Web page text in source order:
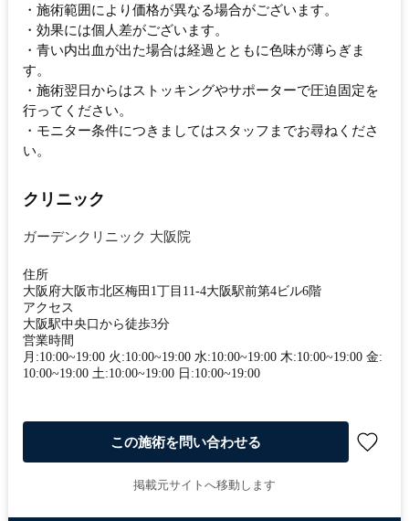
・施術範囲により価格が異なる場合がございます。
・効果には個人差がございます。
・青い内出血が出た場合は経過とともに色味が薄らぎま
す。
・施術翌日からはストッキングやサポーターで圧迫固定を
行ってください。
・モニター条件につきましてはスタッフまでお尋ねくださ
い。
クリニック
ガーデンクリニック 大阪院
住所
大阪府大阪市北区梅田1丁目11-4大阪駅前第4ビル6階
アクセス
大阪駅中央口から徒歩3分
営業時間
月:10:00~19:00 火:10:00~19:00 水:10:00~19:00 木:10:00~19:00 金:
10:00~19:00 土:10:00~19:00 日:10:00~19:00
この施術を問い合わせる
掲載元サイトへ移動します